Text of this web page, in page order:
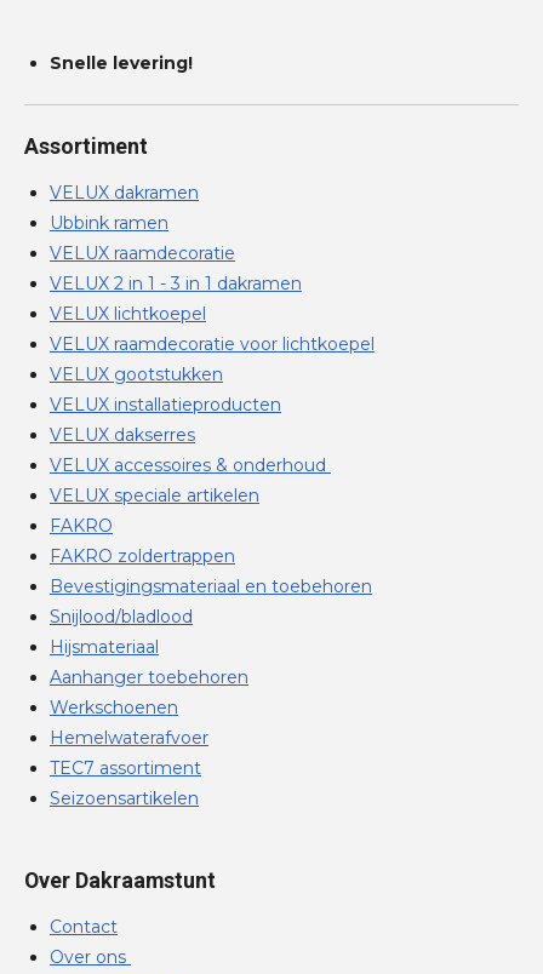
Snelle levering!
Assortiment
VELUX dakramen
Ubbink ramen
VELUX raamdecoratie
VELUX 2 in 1 - 3 in 1 dakramen
VELUX lichtkoepel
VELUX raamdecoratie voor lichtkoepel
VELUX gootstukken
VELUX installatieproducten
VELUX dakserres
VELUX accessoires & onderhoud
VELUX speciale artikelen
FAKRO
FAKRO zoldertrappen
Bevestigingsmateriaal en toebehoren
Snijlood/bladlood
Hijsmateriaal
Aanhanger toebehoren
Werkschoenen
Hemelwaterafvoer
TEC7 assortiment
Seizoensartikelen
Over Dakraamstunt
Contact
Over ons